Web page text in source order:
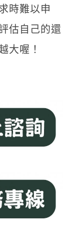
時難以申
估自己的還
大喔！